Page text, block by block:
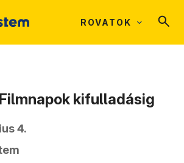
ROVATOK
kifulladásig
4.